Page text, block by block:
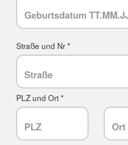
Straße und Nr *
PLZ und Ort *